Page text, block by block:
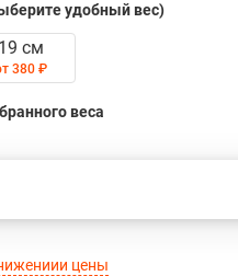
удобный вес)
19 см
380 ₽
веса
цены